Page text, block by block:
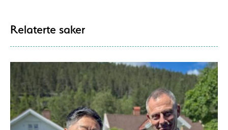
Relaterte saker